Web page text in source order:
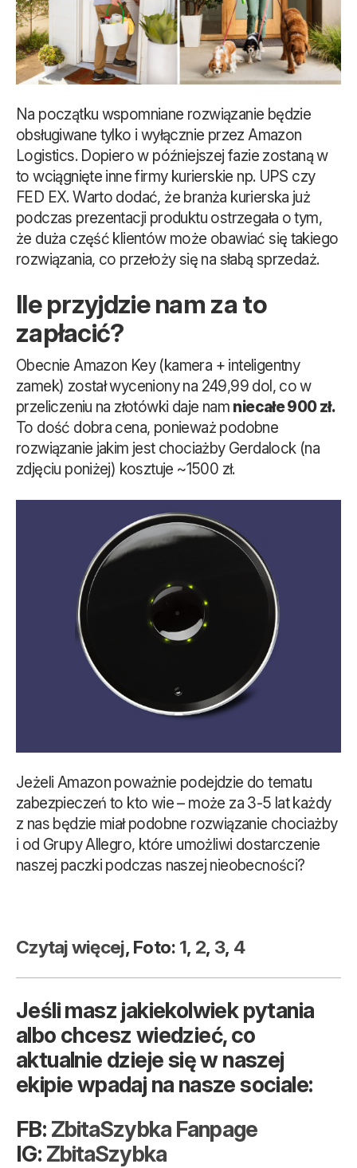
Na początku wspomniane rozwiązanie będzie
obsługiwane tylko i wyłącznie przez Amazon
Logistics. Dopiero w późniejszej fazie zostaną w
to wciągnięte inne firmy kurierskie np. UPS czy
FED EX. Warto dodać, że branża kurierska już
podczas prezentacji produktu ostrzegała o tym,
że duża część klientów może obawiać się takiego
rozwiązania, co przełoży się na słabą sprzedaż.
Ile przyjdzie nam za to
zapłacić?
Obecnie Amazon Key (kamera + inteligentny
zamek) został wyceniony na 249,99 dol, co w
przeliczeniu na złotówki daje nam niecałe 900 zł.
To dość dobra cena, ponieważ podobne
rozwiązanie jakim jest chociażby Gerdalock (na
zdjęciu poniżej) kosztuje ~1500 zł.
Jeżeli Amazon poważnie podejdzie do tematu
zabezpieczeń to kto wie – może za 3-5 lat każdy
z nas będzie miał podobne rozwiązanie chociażby
i od Grupy Allegro, które umożliwi dostarczenie
naszej paczki podczas naszej nieobecności?
Czytaj więcej, Foto: 1, 2, 3, 4
Jeśli masz jakiekolwiek pytania
albo chcesz wiedzieć, co
aktualnie dzieje się w naszej
ekipie wpadaj na nasze sociale:
FB: ZbitaSzybka Fanpage
IG: ZbitaSzybka